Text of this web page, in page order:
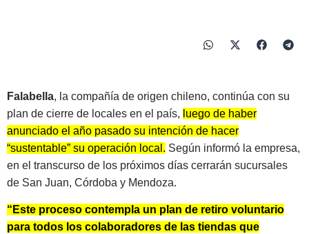
Falabella, la compañía de origen chileno, continúa con su
plan de cierre de locales en el país, luego de haber
anunciado el año pasado su intención de hacer
“sustentable” su operación local. Según informó la empresa,
en el transcurso de los próximos días cerrarán sucursales
de San Juan, Córdoba y Mendoza.
“Este proceso contempla un plan de retiro voluntario
para todos los colaboradores de las tiendas que